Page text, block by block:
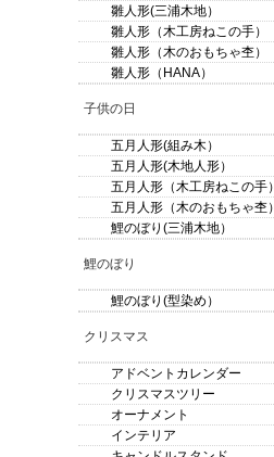
雛人形(三浦木地）
雛人形（木工房ねこの手）
雛人形（木のおもちゃ杢）
雛人形（HANA）
子供の日
五月人形(組み木）
五月人形(木地人形）
五月人形（木工房ねこの手）
五月人形（木のおもちゃ杢）
鯉のぼり(三浦木地）
鯉のぼり
鯉のぼり(型染め）
クリスマス
アドベントカレンダー
クリスマスツリー
オーナメント
インテリア